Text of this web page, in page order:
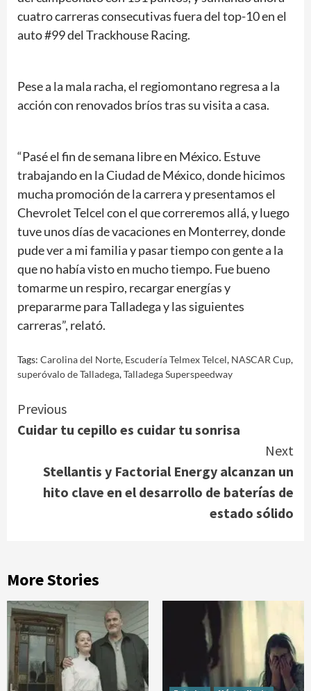
cuatro carreras consecutivas fuera del top-10 en el
auto #99 del Trackhouse Racing.
Pese a la mala racha, el regiomontano regresa a la
acción con renovados bríos tras su visita a casa.
“Pasé el fin de semana libre en México. Estuve
trabajando en la Ciudad de México, donde hicimos
mucha promoción de la carrera y presentamos el
Chevrolet Telcel con el que correremos allá, y luego
tuve unos días de vacaciones en Monterrey, donde
pude ver a mi familia y pasar tiempo con gente a la
que no había visto en mucho tiempo. Fue bueno
tomarme un respiro, recargar energías y
prepararme para Talladega y las siguientes
carreras”, relató.
Tags: Carolina del Norte, Escudería Telmex Telcel, NASCAR Cup,
superóvalo de Talladega,Talladega Superspeedway
Continue
Reading
Previous
Cuidar tu cepillo es cuidar tu sonrisa
Next
Stellantis y Factorial Energy alcanzan un
hito clave en el desarrollo de baterías de
estado sólido
More Stories